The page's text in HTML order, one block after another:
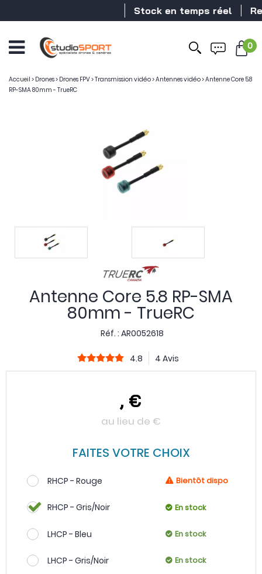
Stock en temps réel
0
Accueil > Drones> Drones FPV>Transmission vidéo>Antennes vidéo>Antenne Core 5.8
RP-SMA 80mm - TrueRC
Antenne Core 5.8 RP-SMA
80mm - TrueRC
Réf. : AR0052618
4.8 4 Avis
, €
au lieu de €
FAITES VOTRE CHOIX
RHCP - Rouge Bientôt dispo
RHCP - Gris/Noir En stock
LHCP - Bleu En stock
LHCP - Gris/Noir En stock